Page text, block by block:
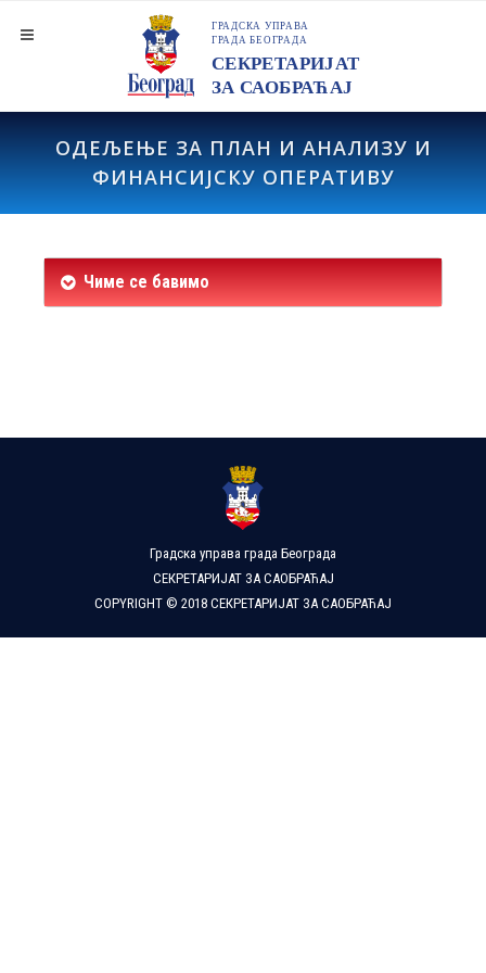
ОДЕЉЕЊЕ ЗА ПЛАН И АНАЛИЗУ И
ФИНАНСИЈСКУ ОПЕРАТИВУ
Чиме се бавимо
Градска управа града Београда
СЕКРЕТАРИЈАТ ЗА САОБРАЋАЈ
COPYRIGHT © 2018 СЕКРЕТАРИЈАТ ЗА САОБРАЋАЈ